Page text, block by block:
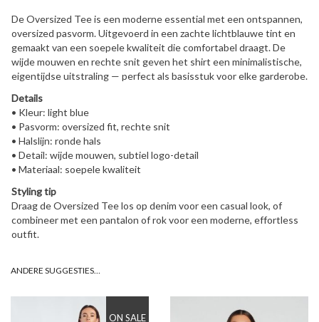
De Oversized Tee is een moderne essential met een ontspannen,
oversized pasvorm. Uitgevoerd in een zachte lichtblauwe tint en
gemaakt van een soepele kwaliteit die comfortabel draagt. De
wijde mouwen en rechte snit geven het shirt een minimalistische,
eigentijdse uitstraling — perfect als basisstuk voor elke garderobe.
Details
• Kleur: light blue
• Pasvorm: oversized fit, rechte snit
• Halslijn: ronde hals
• Detail: wijde mouwen, subtiel logo-detail
• Materiaal: soepele kwaliteit
Styling tip
Draag de Oversized Tee los op denim voor een casual look, of
combineer met een pantalon of rok voor een moderne, effortless
outfit.
ANDERE SUGGESTIES…
ON SALE